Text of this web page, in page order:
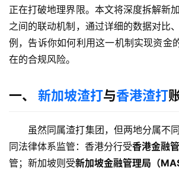
正在打破地理界限。本文将深度拆解新
之间的联动机制，通过详细的数据对比
例，告诉你如何利用这一机制实现资金
在的合规风险。
一、 新加坡渣打与香港渣打
虽然同属渣打集团，但两地分属不
同法律体系监管：香港分行受香港金融
管；新加坡则受新加坡金融管理局（